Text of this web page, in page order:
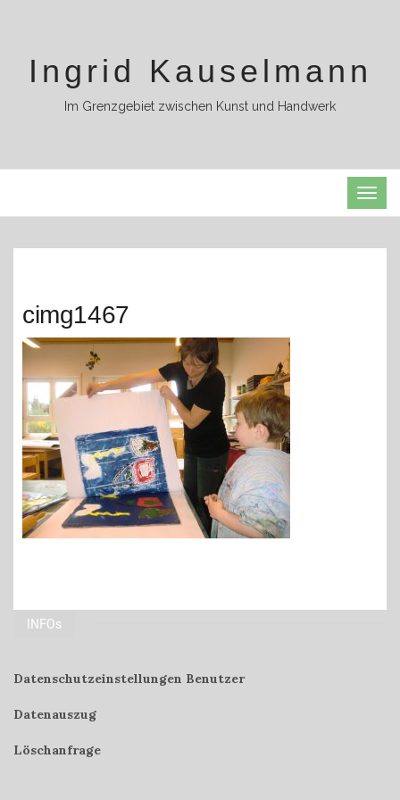
Ingrid Kauselmann
Im Grenzgebiet zwischen Kunst und Handwerk
cimg1467
INFOs
Datenschutzeinstellungen Benutzer
Datenauszug
Löschanfrage